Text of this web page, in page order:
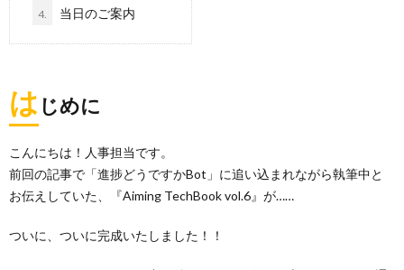
4. 当日のご案内
は じめに
こんにちは！人事担当です。
前回の記事で「進捗どうですかBot」に追い込まれながら執筆中と
お伝えしていた、『Aiming TechBook vol.6』が……
ついに、ついに完成いたしました！！